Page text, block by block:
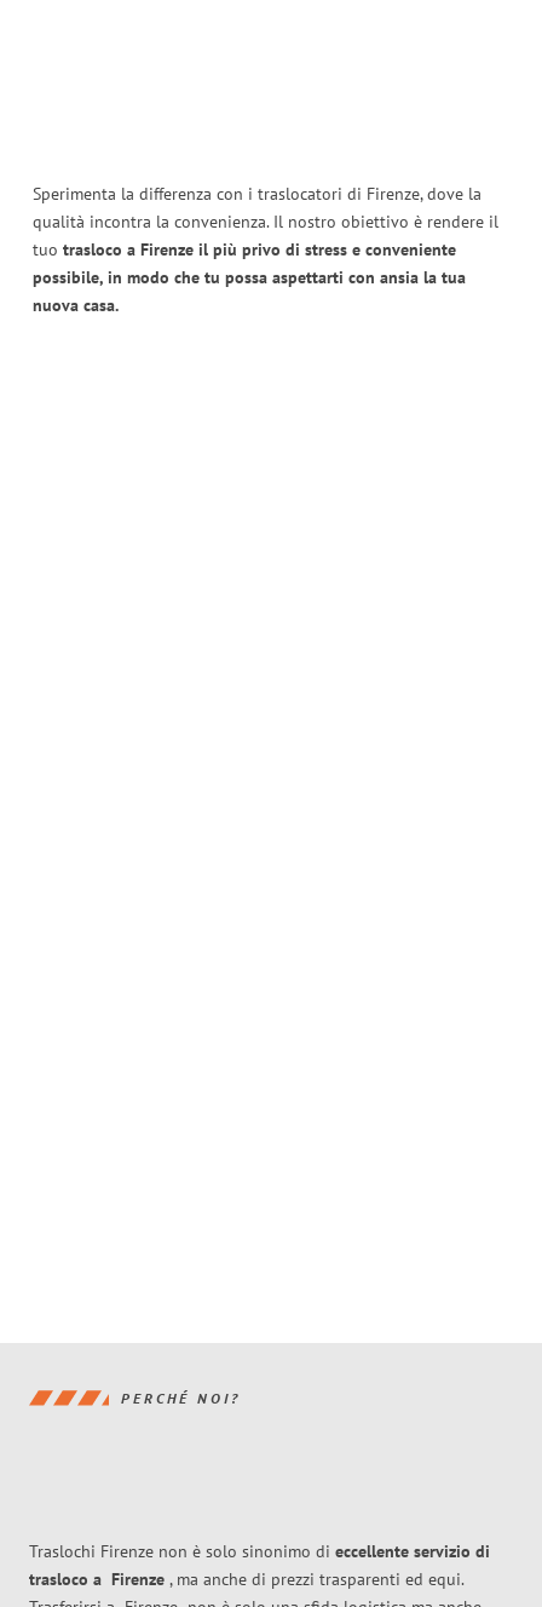
Sperimenta la differenza con i traslocatori di Firenze, dove la
qualità incontra la convenienza. Il nostro obiettivo è rendere il
tuo trasloco a Firenze il più privo di stress e conveniente
possibile, in modo che tu possa aspettarti con ansia la tua
nuova casa.
PERCHÉ NOI?
Traslochi Firenze non è solo sinonimo di eccellente servizio di
trasloco a Firenze , ma anche di prezzi trasparenti ed equi.